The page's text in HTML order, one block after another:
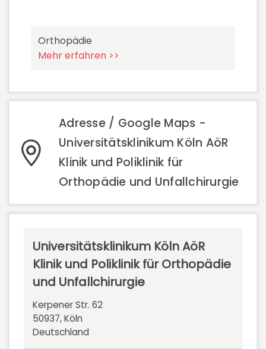
Orthopädie
Mehr erfahren >>
Adresse / Google Maps -
Universitätsklinikum Köln AöR
Klinik und Poliklinik für
Orthopädie und Unfallchirurgie
Universitätsklinikum Köln AöR
Klinik und Poliklinik für Orthopädie
und Unfallchirurgie
Kerpener Str. 62
50937, Köln
Deutschland